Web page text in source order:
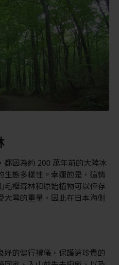
都因為約 200 萬年前的大陸冰
生態多樣性。幸運的是，這情
毛櫸森林和原始植物可以倖存
雪的重量，因此在日本海側
好的健行禮儀，保護這珍貴的